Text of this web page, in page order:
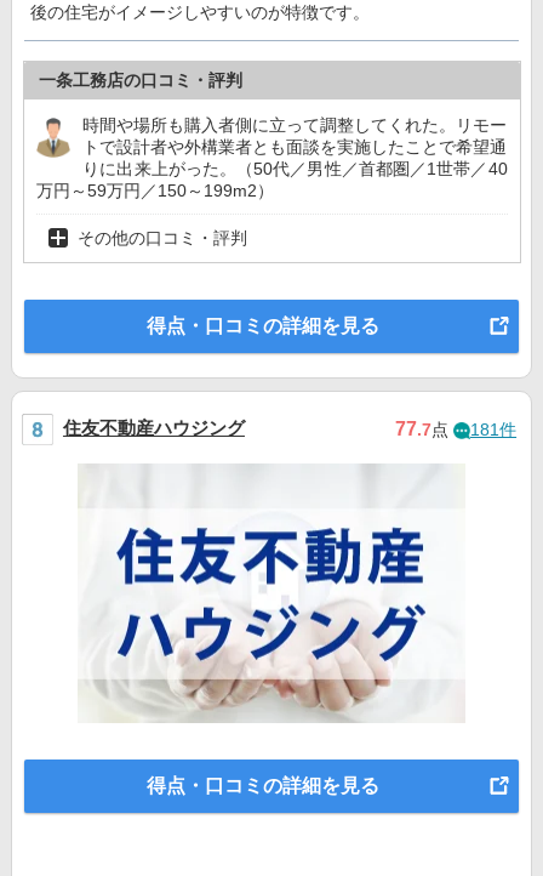
後の住宅がイメージしやすいのが特徴です。
一条工務店の口コミ・評判
時間や場所も購入者側に立って調整してくれた。リモー
トで設計者や外構業者とも面談を実施したことで希望通
りに出来上がった。（50代／男性／首都圏／1世帯／40
万円～59万円／150～199m2）
その他の口コミ・評判
得点・口コミの詳細を見る
住友不動産ハウジング 77.7点 181件
得点・口コミの詳細を見る